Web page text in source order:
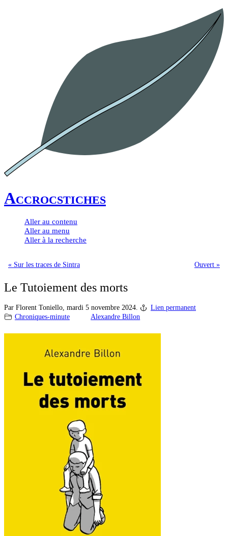
Accrocstiches
Aller au contenu
Aller au menu
Aller à la recherche
« Sur les traces de Sintra Ouvert »
Le Tutoiement des morts
Par Florent Toniello, mardi 5 novembre 2024.
Lien permanent
Chroniques-minute
Alexandre Billon